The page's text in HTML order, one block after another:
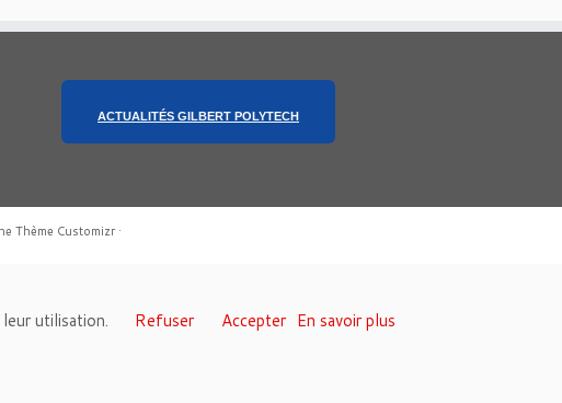
ACTUALITÉS GILBERT POLYTECH
Thème Customizr·
utilisation. Refuser Accepter En savoir plus